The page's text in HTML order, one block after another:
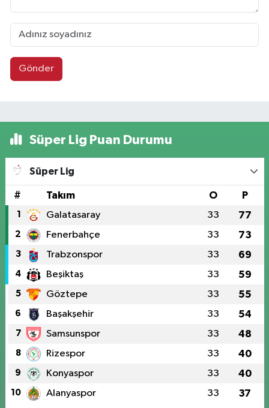
Gönder
Süper Lig Puan Durumu
Süper Lig
# Takım O P
1 Galatasaray 33 77
2 Fenerbahçe 33 73
3 Trabzonspor 33 69
4 Beşiktaş 33 59
5 Göztepe 33 55
6 Başakşehir 33 54
7 Samsunspor 33 48
8 Rizespor 33 40
9 Konyaspor 33 40
10 Alanyaspor 33 37